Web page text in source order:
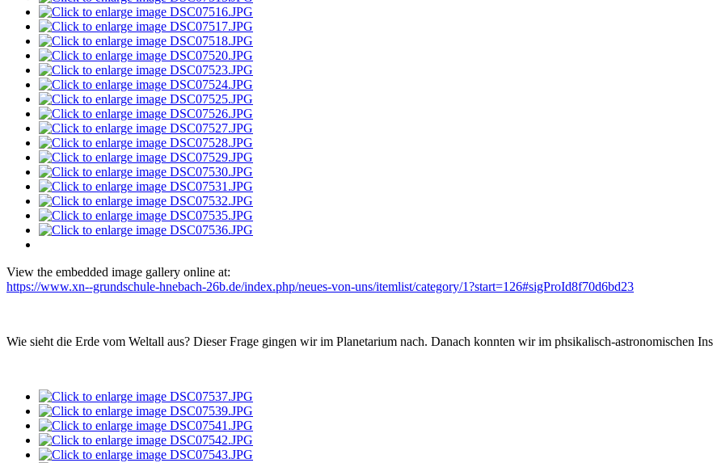
View the embedded image gallery online at:
https://www.xn--grundschule-hnebach-26b.de/index.php/neues-von-uns/itemlist/category/1?start=126#sigProId8f70d6bd23
Wie sieht die Erde vom Weltall aus? Dieser Frage gingen wir im Planetarium nach. Danach konnten wir im phsikalisch-astronomischen